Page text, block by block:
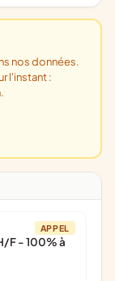
l'instant :
APPEL
F - 100% à